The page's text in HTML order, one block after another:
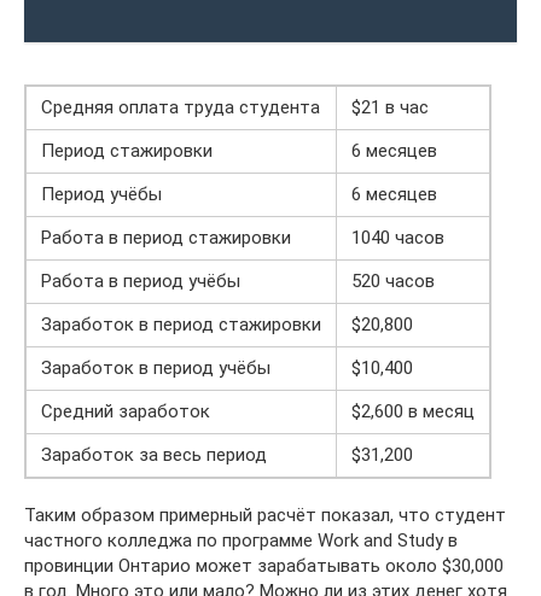
Средняя оплата труда студента
$21 в час
Период стажировки
6 месяцев
Период учёбы
6 месяцев
Работа в период стажировки
1040 часов
Работа в период учёбы
520 часов
Заработок в период стажировки
$20,800
Заработок в период учёбы
$10,400
Средний заработок
$2,600 в месяц
Заработок за весь период
$31,200
Таким образом примерный расчёт показал, что студент
частного колледжа по программе Work and Study в
провинции Онтарио может зарабатывать около $30,000
в год. Много это или мало? Можно ли из этих денег хотя